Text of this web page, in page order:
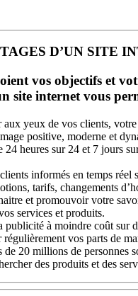
D’UN SITE
vos objectifs et
site internet vous
aux yeux de vos clients,
positive, moderne et
24 heures sur 24 et 7 jours
informés en temps réel
tarifs, changements
et promouvoir votre
services et produits.
publicité à moindre coût sur
régulièrement vos parts de
de 20 millions de personnes
des produits et des